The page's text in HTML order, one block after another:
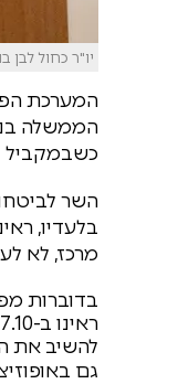
יו"ר כחול לבן
המערכת
הממשלה
כשבמקביל
השר
בלעדיו,
מרכז, לא
בדוברות
להשיב את
גם